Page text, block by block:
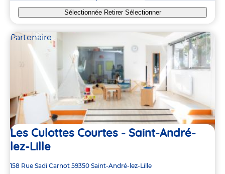
Sélectionnée Retirer Sélectionner
Partenaire
Les Culottes Courtes - Saint-André-
lez-Lille
Adresse
158 Rue Sadi Carnot 59350 Saint-André-lez-Lille